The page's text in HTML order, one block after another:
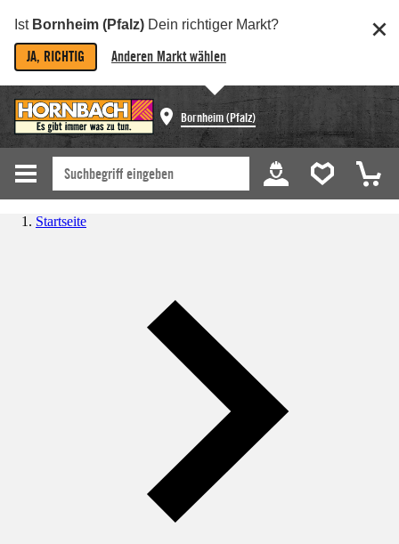
Ist Bornheim (Pfalz) Dein richtiger Markt?
JA, RICHTIG Anderen Markt wählen
Bornheim (Pfalz)
Startseite